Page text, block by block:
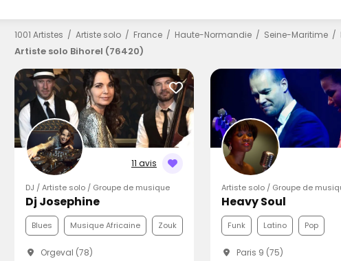
1001 Artistes Artiste solo France Haute-Normandie Seine-Maritime
Artiste solo Bihorel (76420)
11 avis
DJ / Artiste solo / Groupe de musique
Dj Josephine
Blues Musique Africaine Zouk
Orgeval (78)
Artiste solo / Groupe de
Heavy Soul
Funk Latino Pop
Paris 9 (75)